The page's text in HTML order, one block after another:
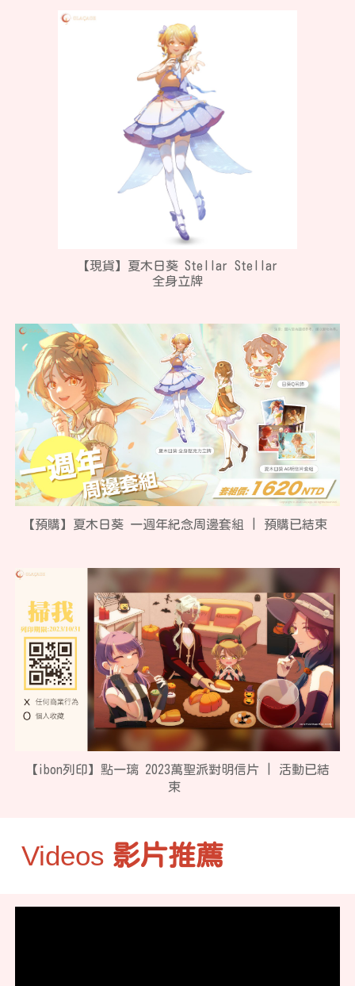
【現貨】 夏木日葵 Stellar Stellar
全身立牌
【預購】 夏木日葵 一週年紀念周邊套組 預購已結束
【ibon列印】點一璃 2023萬聖派對明信片 | 活動已結
束
Videos 影片推薦